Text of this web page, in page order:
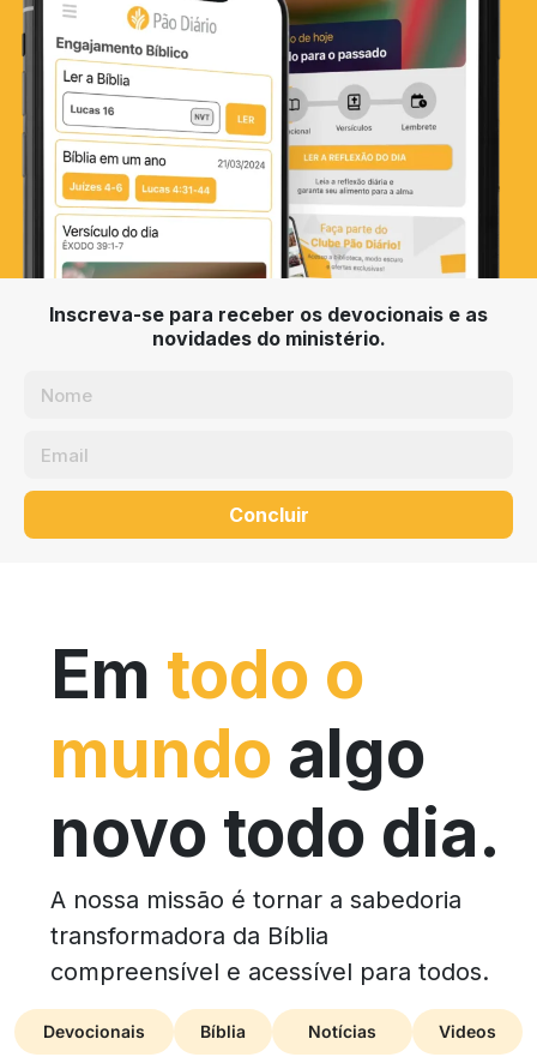
Inscreva-se para receber os devocionais e as
novidades do ministério.
Concluir
Em todo o
mundo algo
novo todo dia.
A nossa missão é tornar a sabedoria
transformadora da Bíblia
compreensível e acessível para todos.
Devocionais Bíblia Notícias Videos